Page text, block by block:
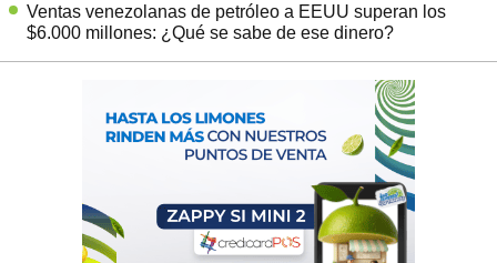
Ventas venezolanas de petróleo a EEUU superan los
$6.000 millones: ¿Qué se sabe de ese dinero?